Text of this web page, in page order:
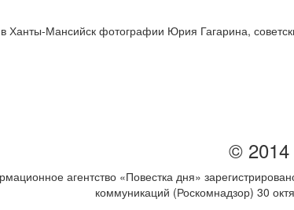
Ханты-Мансийск фотографии Юрия Гагарина,
© 2014
агентство «Повестка дня»
коммуникаций (Роскомнадзор) 30